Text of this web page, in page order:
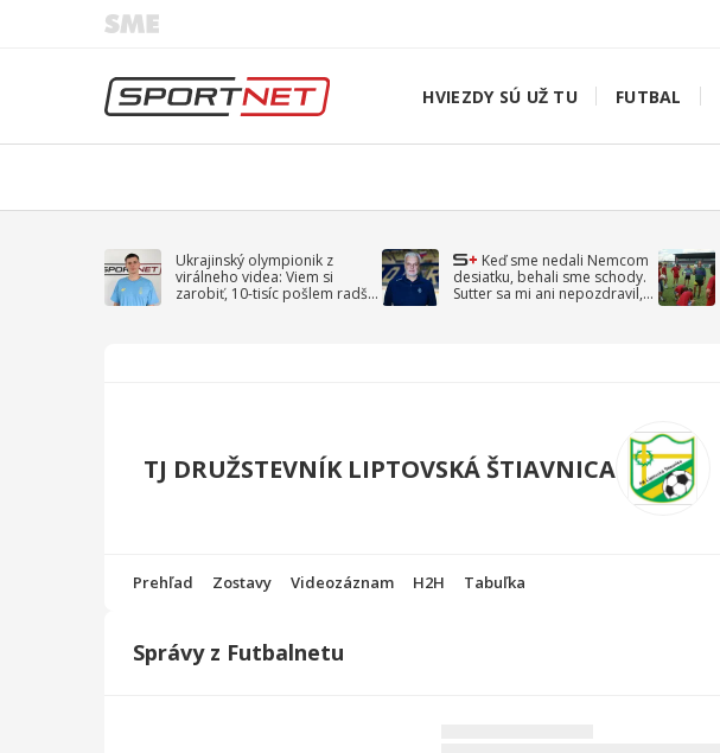
HVIEZDY SÚ UŽ TU FUTBAL
Ukrajinský olympionik z
virálneho videa: Viem si
zarobiť, 10-tisíc pošlem radšej
Keď sme nedali Nemcom
desiatku, behali sme schody.
Sutter sa mi ani nepozdravil,
TJ DRUŽSTEVNÍK LIPTOVSKÁ ŠTIAVNICA
Prehľad Zostavy Videozáznam H2H Tabuľka
Správy z Futbalnetu